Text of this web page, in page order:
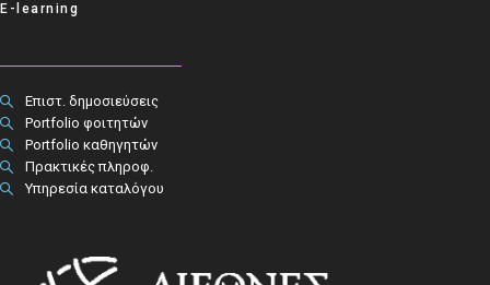
E-learning
Επιστ. δημοσιεύσεις
Portfolio φοιτητών
Portfolio καθηγητών
Πρακτικές πληροφ.​
Υπηρεσία καταλόγου